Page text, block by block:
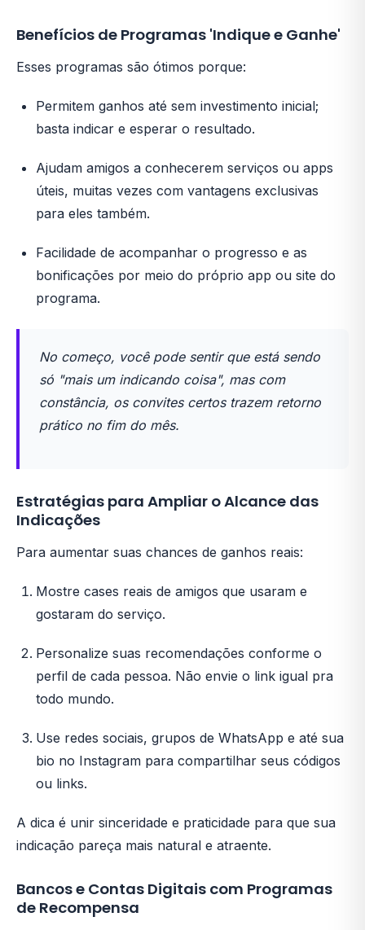
Benefícios de Programas 'Indique e Ganhe'
Esses programas são ótimos porque:
Permitem ganhos até sem investimento inicial;
basta indicar e esperar o resultado.
Ajudam amigos a conhecerem serviços ou apps
úteis, muitas vezes com vantagens exclusivas
para eles também.
Facilidade de acompanhar o progresso e as
bonificações por meio do próprio app ou site do
programa.
No começo, você pode sentir que está sendo
só "mais um indicando coisa", mas com
constância, os convites certos trazem retorno
prático no fim do mês.
Estratégias para Ampliar o Alcance das
Indicações
Para aumentar suas chances de ganhos reais:
Mostre cases reais de amigos que usaram e
gostaram do serviço.
Personalize suas recomendações conforme o
perfil de cada pessoa. Não envie o link igual pra
todo mundo.
Use redes sociais, grupos de WhatsApp e até sua
bio no Instagram para compartilhar seus códigos
ou links.
A dica é unir sinceridade e praticidade para que sua
indicação pareça mais natural e atraente.
Bancos e Contas Digitais com Programas
de Recompensa